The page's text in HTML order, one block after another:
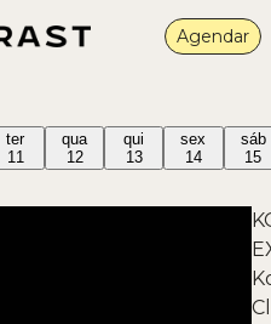
Agendar
ter
11
qua
12
qui
13
sex
14
sáb
15